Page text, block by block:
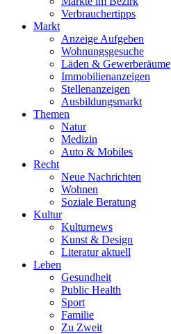
Verbrauchertipps
Markt
Anzeige Aufgeben
Wohnungsgesuche
Läden & Gewerberäume
Immobilienanzeigen
Stellenanzeigen
Ausbildungsmarkt
Themen
Natur
Medizin
Auto & Mobiles
Recht
Neue Nachrichten
Wohnen
Soziale Beratung
Kultur
Kulturnews
Kunst & Design
Literatur aktuell
Leben
Gesundheit
Public Health
Sport
Familie
Zu Zweit